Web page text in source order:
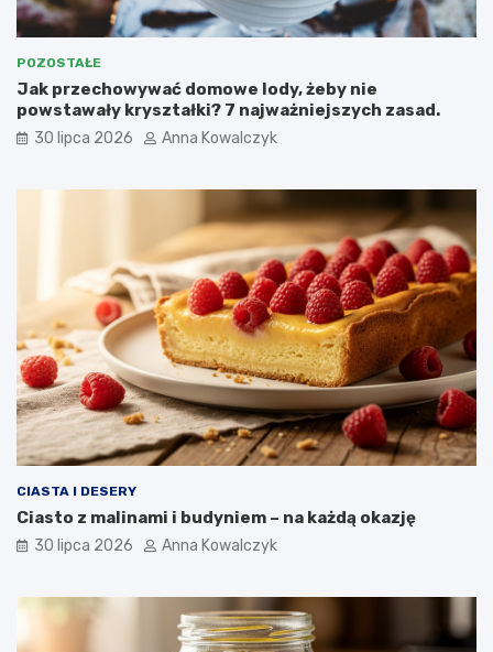
POZOSTAŁE
Jak przechowywać domowe lody, żeby nie
powstawały kryształki? 7 najważniejszych zasad.
30 lipca 2026 Anna Kowalczyk
CIASTA I DESERY
Ciasto z malinami i budyniem – na każdą okazję
30 lipca 2026 Anna Kowalczyk